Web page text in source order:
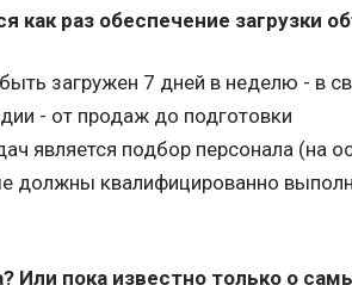
как раз обеспечение загрузки
загружен 7 дней в неделю - в
- от продаж до подготовки
является подбор персонала (на
должны квалифицированно
Или пока известно только о